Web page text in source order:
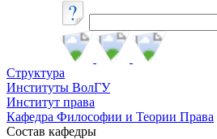
Структура
Институты ВолГУ
Институт права
Кафедра Философии и Теории Права
Состав кафедры